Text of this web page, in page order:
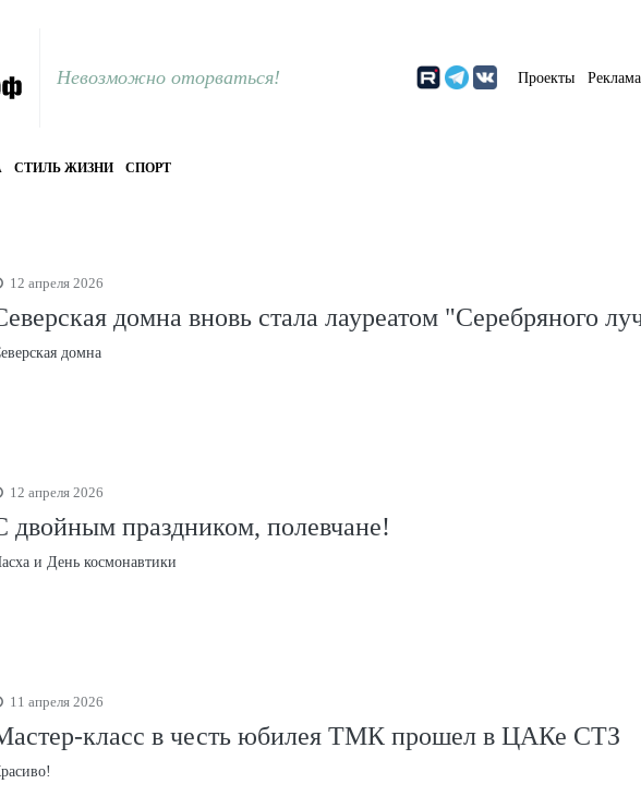
Невозможно оторваться! Проекты Реклама
СТИЛЬ ЖИЗНИ СПОРТ
12 апреля 2026
домна вновь стала лауреатом "Серебряного
домна
12 апреля 2026
двойным праздником, полевчане!
и День космонавтики
11 апреля 2026
класс в честь юбилея ТМК прошел в ЦАКе СТЗ